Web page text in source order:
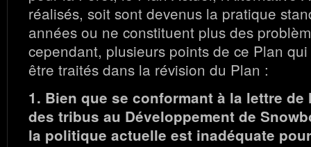
réalisés, soit sont devenus la pratique
années ou ne constituent plus des
cependant, plusieurs points de ce Plan
être traités dans la révision du Plan :
1. Bien que se conformant à la lettre
des tribus au Développement de
la politique actuelle est inadéquate